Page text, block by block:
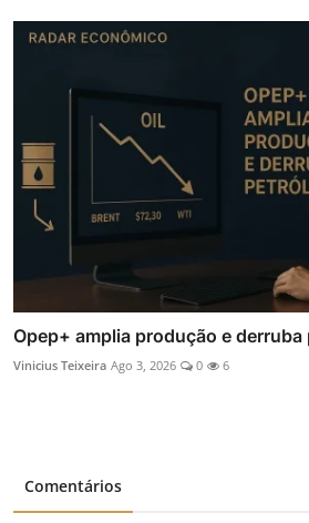
Opep+ amplia produção e derruba
Vinicius Teixeira Ago 3, 2026 0 6
Comentários